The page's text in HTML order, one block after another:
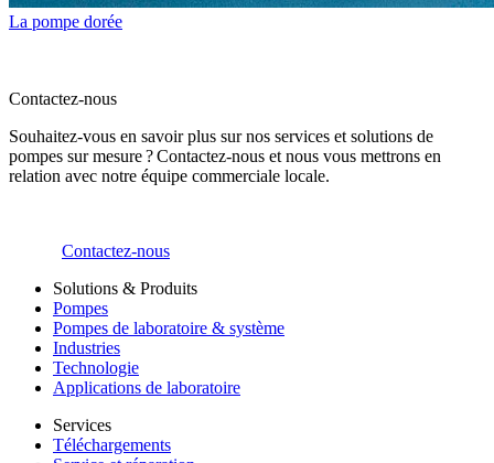
La pompe dorée
Contactez-nous
Souhaitez-vous en savoir plus sur nos services et solutions de
pompes sur mesure ? Contactez-nous et nous vous mettrons en
relation avec notre équipe commerciale locale.
Contactez-nous
Solutions & Produits
Pompes
Pompes de laboratoire & système
Industries
Technologie
Applications de laboratoire
Services
Téléchargements